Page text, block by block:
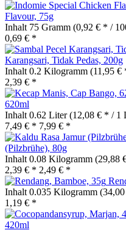
Flavour, 75g
Inhalt 75 Gramm (0,92 € * /
0,69 € *
Karangsari, Tidak Pedas, 200g
Inhalt 0.2 Kilogramm (11,95 €
2,39 € *
620ml
Inhalt 0.62 Liter(12,08 € * / 1
7,49 € * 7,99 € *
(Pilzbrühe), 80g
Inhalt 0.08 Kilogramm (29,88
2,39 € * 2,49 € *
Inhalt 0.035 Kilogramm
1,19 € *
420ml